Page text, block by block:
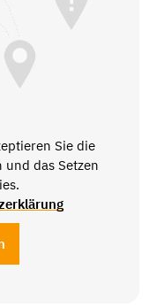
Sie die
und das Setzen